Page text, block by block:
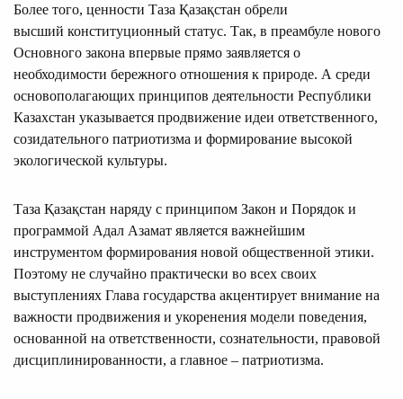
Более того, ценности Таза Қазақстан обрели
высший конституционный статус. Так, в преамбуле нового
Основного закона впервые прямо заявляется о
необходимости бережного отношения к природе. А среди
основополагающих принципов деятельности Республики
Казахстан указывается продвижение идеи ответственного,
созидательного патриотизма и формирование высокой
экологической культуры.
Таза Қазақстан наряду с принципом Закон и Порядок и
программой Адал Азамат является важнейшим
инструментом формирования новой общественной этики.
Поэтому не случайно практически во всех своих
выступлениях Глава государства акцентирует внимание на
важности продвижения и укоренения модели поведения,
основанной на ответственности, сознательности, правовой
дисциплинированности, а главное – патриотизма.